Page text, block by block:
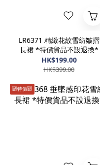
LR6371 精緻花紋雪紡皺摺
長裙 *特價貨品不設退換*
HK$199.00
HK$399.00
🈹️特價🈹️